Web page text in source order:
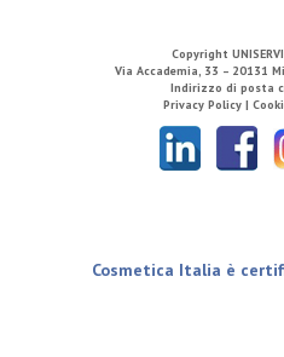
Copyright
Via Accademia, 33 – 20131
Indirizzo di posta
Privacy Policy |
Cosmetica Italia è